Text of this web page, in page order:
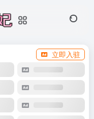
立即入驻